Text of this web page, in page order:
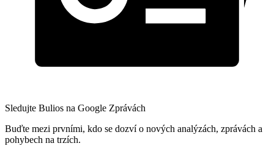
Sledujte Bulios na Google Zprávách
Buďte mezi prvními, kdo se dozví o nových analýzách, zprávách a
pohybech na trzích.